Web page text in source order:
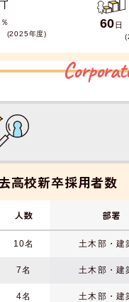
％
(2025年度)
60日
高校新卒採用者数
人数 部署
10名 土木部・建
7名 土木部・建
4名 土木部・建